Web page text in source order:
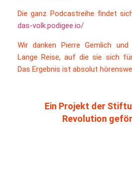
Die ganz Podcastreihe findet
das-volk.podigee.io/
Wir danken Pierre Gemlich
Lange Reise, auf die sie sich
Das Ergebnis ist absolut
Ein Projekt der
Revolution